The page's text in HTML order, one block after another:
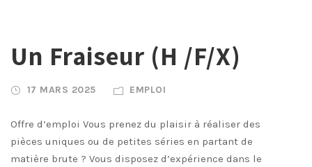
Un Fraiseur (H /F/X)
17 MARS 2025 EMPLOI
Offre d’emploi Vous prenez du plaisir à réaliser des
pièces uniques ou de petites séries en partant de
matière brute ? Vous disposez d’expérience dans le